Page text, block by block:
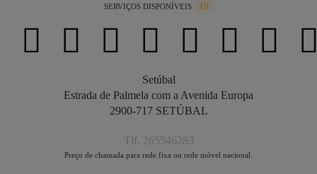
SERVIÇOS DISPONÍVEIS 19
Setúbal
Estrada de Palmela com a Avenida Europa
2900-717 SETÚBAL
Tlf. 265546283
Preço de chamada para rede fixa ou rede móvel nacional.